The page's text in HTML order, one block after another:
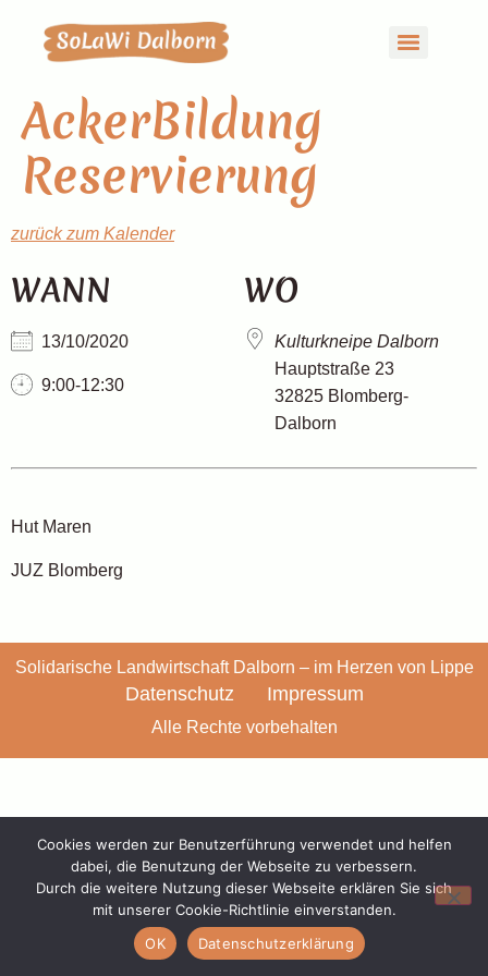
AckerBildung
Reservierung
zurück zum Kalender
WANN
13/10/2020
9:00-12:30
WO
Kulturkneipe Dalborn
Hauptstraße 23
32825 Blomberg-
Dalborn
Hut Maren
JUZ Blomberg
Solidarische Landwirtschaft Dalborn – im Herzen von Lippe
Datenschutz Impressum
Alle Rechte vorbehalten
Cookies werden zur Benutzerführung verwendet und helfen
dabei, die Benutzung der Webseite zu verbessern.
Durch die weitere Nutzung dieser Webseite erklären Sie sich
mit unserer Cookie-Richtlinie einverstanden.
OK
Datenschutzerklärung